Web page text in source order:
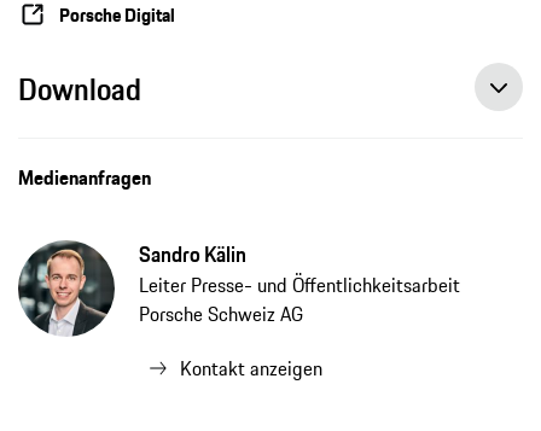
Porsche Digital
Download
Medienanfragen
Sandro Kälin
Leiter Presse- und Öffentlichkeitsarbeit
Porsche Schweiz AG
Kontakt anzeigen